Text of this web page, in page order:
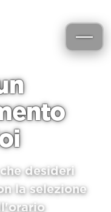
desideri
la selezione